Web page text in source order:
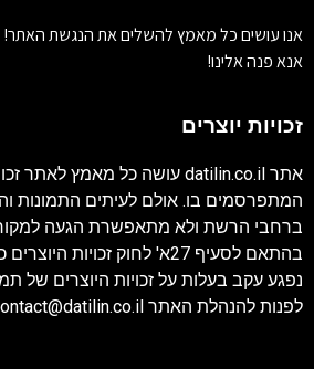
אנו עושים כל מאמץ להשלים את הנגשת
אנא פנה אלינו!
זכויות יוצרים
אתר datilin.co.il עושה כל מאמץ לאתר
המתפרסמים בו. אולם לעיתים התמונות
ברחבי הרשת ולא מתאפשרת הגעה למקור
בהתאם לסעיף 27א' לחוק זכויות
נפגע עקב בעלות על זכויות היוצרים של
לפנות להנהלת האתר